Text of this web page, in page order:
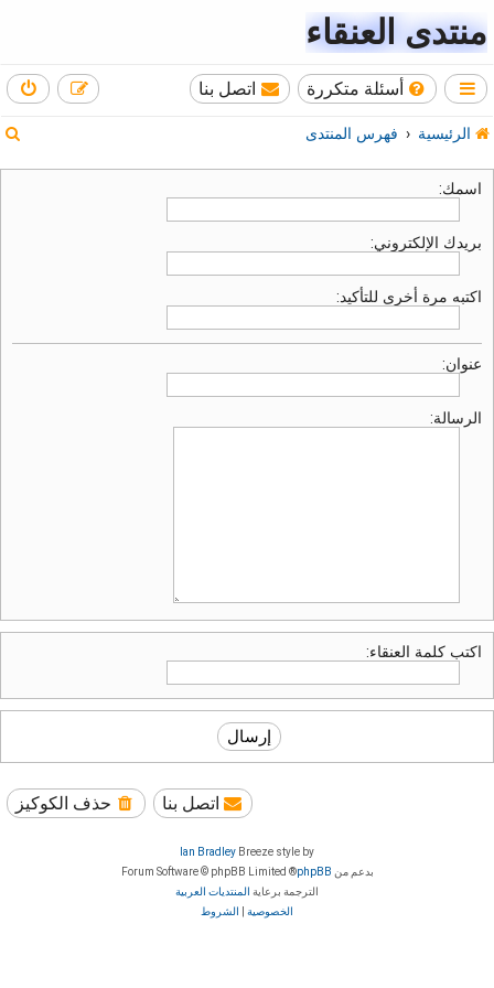
منتدى العنقاء
أسئلة متكررة اتصل بنا
الرئيسية فهرس المنتدى
اسمك:
بريدك الإلكتروني:
اكتبه مرة أخرى للتأكيد:
عنوان:
الرسالة:
اكتب كلمة العنقاء:
حذف الكوكيز اتصل بنا
Breeze style by
Ian Bradley
بدعم من phpBB
® Forum Software © phpBB Limited
الترجمة برعاية المنتديات العربية
الخصوصية
الشروط